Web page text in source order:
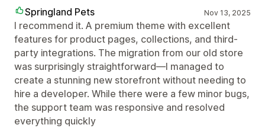
Springland Pets Nov 13, 2025
I recommend it. A premium theme with excellent
features for product pages, collections, and third-
party integrations. The migration from our old store
was surprisingly straightforward—I managed to
create a stunning new storefront without needing to
hire a developer. While there were a few minor bugs,
the support team was responsive and resolved
everything quickly